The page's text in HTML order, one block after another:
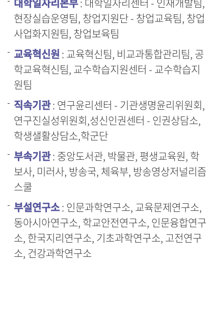
현장실습운영팀, 창업지원단 - 창업교육팀, 창업
사업화지원팀, 창업보육팀
교육혁신원 : 교육혁신팀, 비교과통합관리팀, 공
학교육혁신팀, 교수학습지원센터 - 교수학습지
원팀
직속기관: 연구윤리센터 - 기관생명윤리위원회,
연구진실성위원회,성신인권센터 - 인권상담소,
학생샐활상담소,학군단
부속기관: 중앙도서관, 박물관, 평생교육원, 학
보사, 미러사, 방송국, 체육부, 방송영상저널리즘
스쿨
부설연구소: 인문과학연구소, 교육문제연구소,
동아시아연구소, 학교안전연구소, 인문융합연구
소, 한국지리연구소, 기초과학연구소, 고전연구
소, 건강과학연구소